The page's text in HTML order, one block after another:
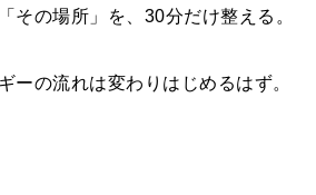
その場所」を、30分だけ整える。
ーの流れは変わりはじめるはず。